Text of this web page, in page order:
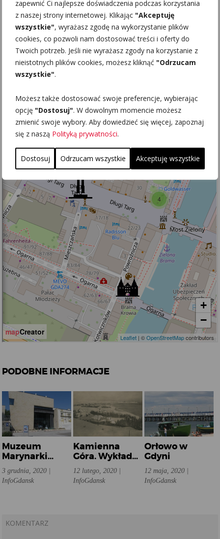
zapewnić Ci najlepsze doświadczenia podczas korzystania
z naszej strony internetowej. Klikając "Akceptuję
wszystkie", wyrażasz zgodę na wykorzystanie plików
cookies, co pozwoli nam dostosować treści i oferty do
Twoich potrzeb. Jeśli nie wyrażasz zgody na korzystanie z
nieistotnych plików cookies, możesz kliknąć "Odrzucam
wszystkie".
Możesz także dostosować swoje preferencje, wybierając
opcję "Dostosuj". W dowolnym momencie możesz
zmienić swoje wybory. Aby dowiedzieć się więcej, zapoznaj
się z naszą Polityką prywatności.
Dostosuj Odrzucam wszystkie Akceptuję wszystkie
żaglowcu „Dar Pomorza” oraz niszczycielu ORP „Błyskawica”.
Na obszarze Gdyni znajdują się też inne nadmorskie bulwarowe
ciągi spacerowe. Wielu spacerowiczów przyciąga Bulwar
Oksywski , którym można przejść z Oksywia w okolice Babich
Dołów. Wielką popularnością cieszy się również Promenada
Królowej Marysieńkiw Orłowie.
PODOBNE INFORMACJE
Muzeum
Marynarki
Wojennej w
Gdyni
3 grudnia, 2020 |
InfoGdansk
Kamienna
Góra. Wykład
w Muzeum
Miasta Gdyni
12 lutego, 2020 |
InfoGdansk
Orłowo w
Gdyni
12 maja, 2020 |
InfoGdansk